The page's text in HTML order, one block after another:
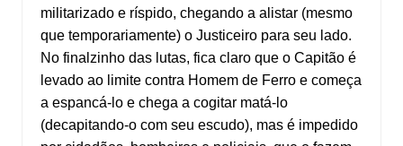
militarizado e ríspido, chegando a alistar (mesmo
que temporariamente) o Justiceiro para seu lado.
No finalzinho das lutas, fica claro que o Capitão é
levado ao limite contra Homem de Ferro e começa
a espancá-lo e chega a cogitar matá-lo
(decapitando-o com seu escudo), mas é impedido